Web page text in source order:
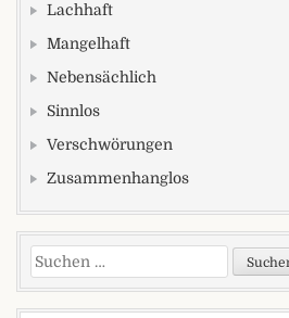
Lachhaft
Mangelhaft
Nebensächlich
Sinnlos
Verschwörungen
Zusammenhanglos
Suchen nach: